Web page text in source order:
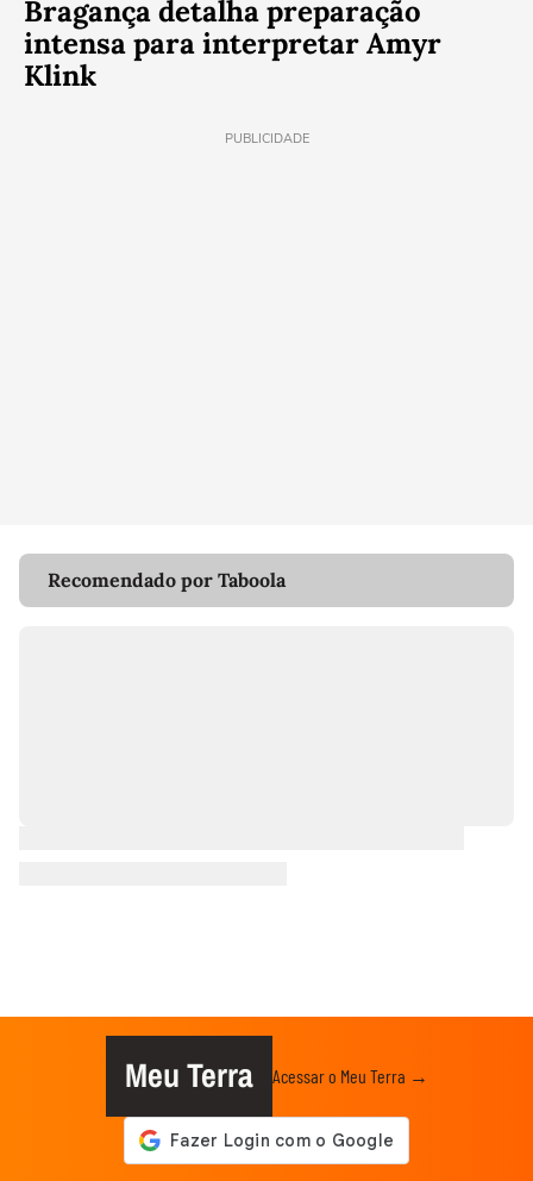
Bragança detalha preparação
intensa para interpretar Amyr
Klink
PUBLICIDADE
Recomendado por Taboola
Meu Terra Acessar o Meu Terra →